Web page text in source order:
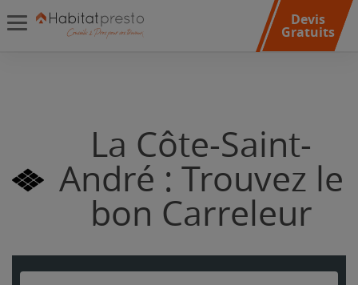
Devis
Gratuits
La Côte-Saint-
André : Trouvez le
bon Carreleur